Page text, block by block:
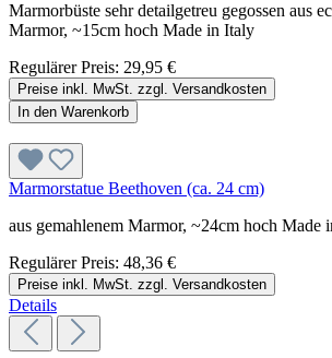
Marmorbüste sehr detailgetreu gegossen aus
Marmor, ~15cm hoch Made in Italy
Regulärer Preis: 29,95 €
Preise inkl. MwSt. zzgl. Versandkosten
In den Warenkorb
Marmorstatue Beethoven (ca. 24 cm)
aus gemahlenem Marmor, ~24cm hoch Made
Regulärer Preis: 48,36 €
Preise inkl. MwSt. zzgl. Versandkosten
Details